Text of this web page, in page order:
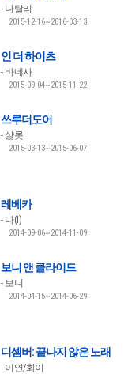
나탈리
2015-12-16~2016-03-13
인 더 하이츠
바네사
2015-09-04~2015-11-22
쓰루더도어
샬롯
2015-03-13~2015-06-07
레베카
나(I)
2014-09-06~2014-11-09
보니 앤 클라이드
보니
2014-04-15~2014-06-29
디셈버: 끝나지 않은 노래
이연/화이